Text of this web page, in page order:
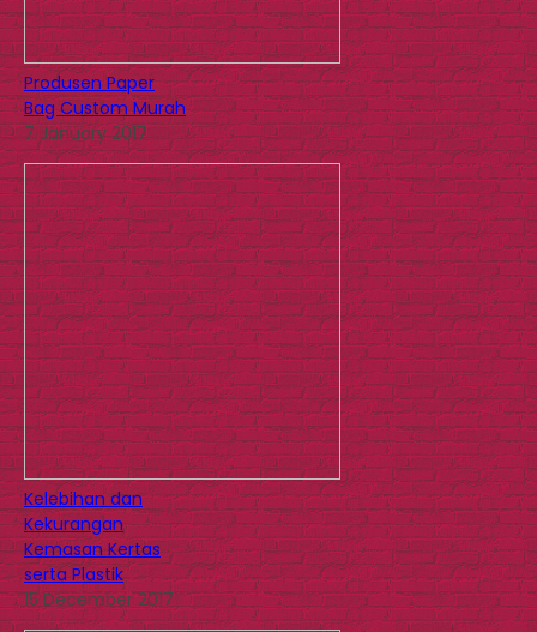
Produsen Paper
Bag Custom Murah
7 January 2017
Kelebihan dan
Kekurangan
Kemasan Kertas
serta Plastik
15 December 2017